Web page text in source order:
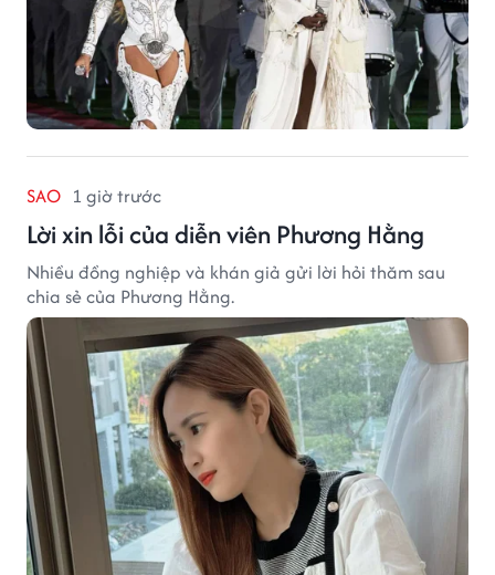
SAO 1 giờ trước
Lời xin lỗi của diễn viên Phương Hằng
Nhiều đồng nghiệp và khán giả gửi lời hỏi thăm sau
chia sẻ của Phương Hằng.